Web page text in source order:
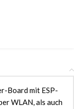
Board mit ESP-
WLAN, als auch